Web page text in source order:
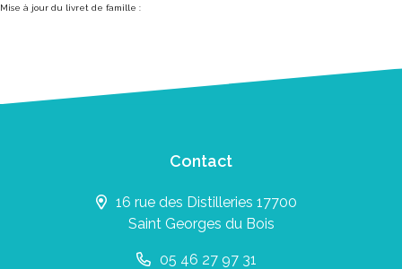
Mise à jour du livret de famille :
Contact
16 rue des Distilleries 17700
Saint Georges du Bois
05 46 27 97 31